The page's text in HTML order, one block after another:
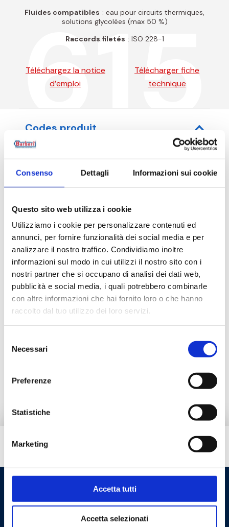
Consenso Dettagli Informazioni sui cookie
Questo sito web utilizza i cookie
Utilizziamo i cookie per personalizzare contenuti ed
annunci, per fornire funzionalità dei social media e per
analizzare il nostro traffico. Condividiamo inoltre
informazioni sul modo in cui utilizzi il nostro sito con i
nostri partner che si occupano di analisi dei dati web,
pubblicità e social media, i quali potrebbero combinarle
con altre informazioni che hai fornito loro o che hanno
raccolto dal tuo utilizzo dei loro servizi.
delNecessari
Preferenze
Statistiche
Marketing
Accetta tutti
Accetta selezionati
615
Fluides compatibles : eau pour circuits thermiques,
solutions glycolées (max 50 %)
Raccords filetés : ISO 228-1
Téléchargez la notice
d’emploi
Télécharger fiche
technique
Codes produit
615015000
Description
Documentation
Accessoires
Produits alternatifs